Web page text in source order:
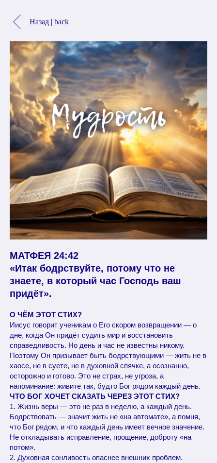
Назад | back
МАТФЕЯ 24:42
«Итак бодрствуйте, потому что не
знаете, в который час Господь ваш
придёт».
О ЧЁМ ЭТОТ СТИХ?
Иисус говорит ученикам о Его скором возвращении — о
дне, когда Он придёт судить мир и восстановить
справедливость. Но день и час не известны никому.
Поэтому Он призывает быть бодрствующими — жить не в
хаосе, не в суете, не в духовной спячке, а осознанно,
осторожно и готово. Это не страх, не угроза, а
напоминание: живите так, будто Бог рядом каждый день.
ЧТО БОГ ХОЧЕТ СКАЗАТЬ ЧЕРЕЗ ЭТОТ СТИХ?
1. Жизнь веры — это не раз в неделю, а каждый день.
Бодрствовать — значит жить не «на автомате», а помня,
что Бог рядом, и что каждый день имеет вечное значение.
Не откладывать исправление, прощение, доброту «на
потом».
2. Духовная сонливость опаснее внешних проблем.